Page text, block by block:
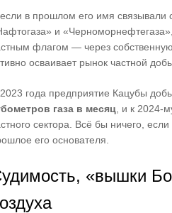
в прошлом его имя связывали
и
флагом — через
осваивает рынок частной
года предприятие Кацубы
газа в месяц , и к 2024-
сектора. Всё бы ничего,
его основателя.
«вышки